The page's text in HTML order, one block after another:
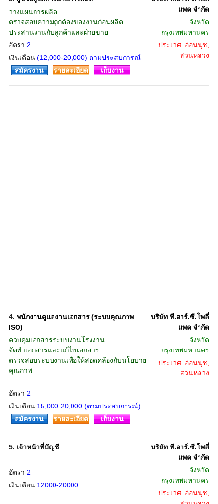
วางแผนการผลิต
ตรวจสอบความถูกต้องของงานก่อนผลิต
ประสานงานกับลูกค้าและฝ่ายขาย
อัตรา 2
เงินเดือน (12,000-20,000) ตามประสบการณ์
แพค จำกัด
จังหวัด
กรุงเทพมหานคร
ประเวศ, อ่อนนุช,
สวนหลวง
สมัครงาน
รายละเอียด เก็บงาน
4. พนักงานดูแลงานเอกสาร (ระบบคุณภาพ
ISO)
ควบคุมเอกสารระบบงานโรงงาน
จัดทำเอกสารและแก้ไขเอกสาร
ตรวจสอบระบบงานเพื่อให้สอดคล้องกับนโยบาย
คุณภาพ
อัตรา 2
เงินเดือน 15,000-20,000 (ตามประสบการณ์)
บริษัท ที.อาร์.ซี.โพลี่
แพค จำกัด
จังหวัด
กรุงเทพมหานคร
ประเวศ, อ่อนนุช,
สวนหลวง
สมัครงาน รายละเอียด เก็บงาน
5. เจ้าหน้าที่บัญชี
อัตรา 2
เงินเดือน 12000-20000
บริษัท ที.อาร์.ซี.โพลี่
แพค จำกัด
จังหวัด
กรุงเทพมหานคร
ประเวศ, อ่อนนุช,